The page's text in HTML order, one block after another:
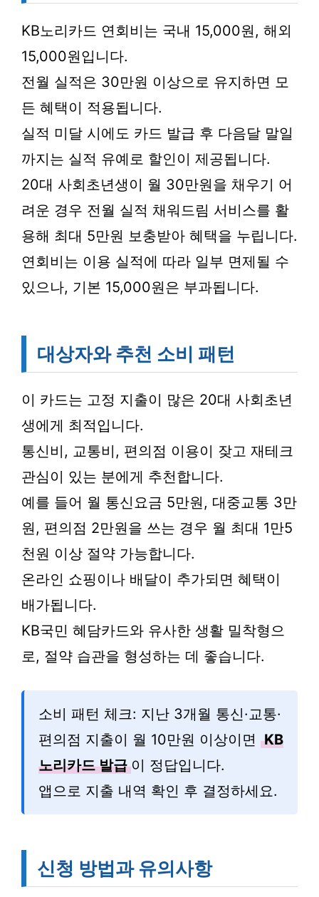
KB노리카드 연회비는 국내 15,000원, 해외
15,000원입니다.
전월 실적은 30만원 이상으로 유지하면 모
든 혜택이 적용됩니다.
실적 미달 시에도 카드 발급 후 다음달 말일
까지는 실적 유예로 할인이 제공됩니다.
20대 사회초년생이 월 30만원을 채우기 어
려운 경우 전월 실적 채워드림 서비스를 활
용해 최대 5만원 보충받아 혜택을 누립니다.
연회비는 이용 실적에 따라 일부 면제될 수
있으나, 기본 15,000원은 부과됩니다.
대상자와 추천 소비 패턴
이 카드는 고정 지출이 많은 20대 사회초년
생에게 최적입니다.
통신비, 교통비, 편의점 이용이 잦고 재테크
관심이 있는 분에게 추천합니다.
예를 들어 월 통신요금 5만원, 대중교통 3만
원, 편의점 2만원을 쓰는 경우 월 최대 1만5
천원 이상 절약 가능합니다.
온라인 쇼핑이나 배달이 추가되면 혜택이
배가됩니다.
KB국민 혜담카드와 유사한 생활 밀착형으
로, 절약 습관을 형성하는 데 좋습니다.
소비 패턴 체크: 지난 3개월 통신·교통·
편의점 지출이 월 10만원 이상이면 KB
노리카드 발급 이 정답입니다.
앱으로 지출 내역 확인 후 결정하세요.
신청 방법과 유의사항